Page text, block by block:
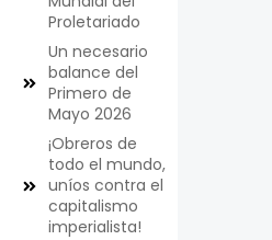
Proletariado
Un necesario
balance del
Primero de
Mayo 2026
¡Obreros de
todo el mundo,
uníos contra el
capitalismo
imperialista!